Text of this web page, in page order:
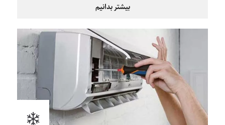
بیشتر بدانیم